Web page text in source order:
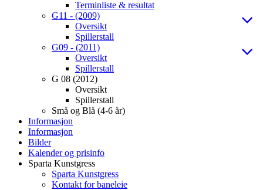
Terminliste & resultat
G11 - (2009)
Oversikt
Spillerstall
G09 - (2011)
Oversikt
Spillerstall
G 08 (2012)
Oversikt
Spillerstall
Små og Blå (4-6 år)
Informasjon
Informasjon
Bilder
Kalender og prisinfo
Sparta Kunstgress
Sparta Kunstgress
Kontakt for baneleie